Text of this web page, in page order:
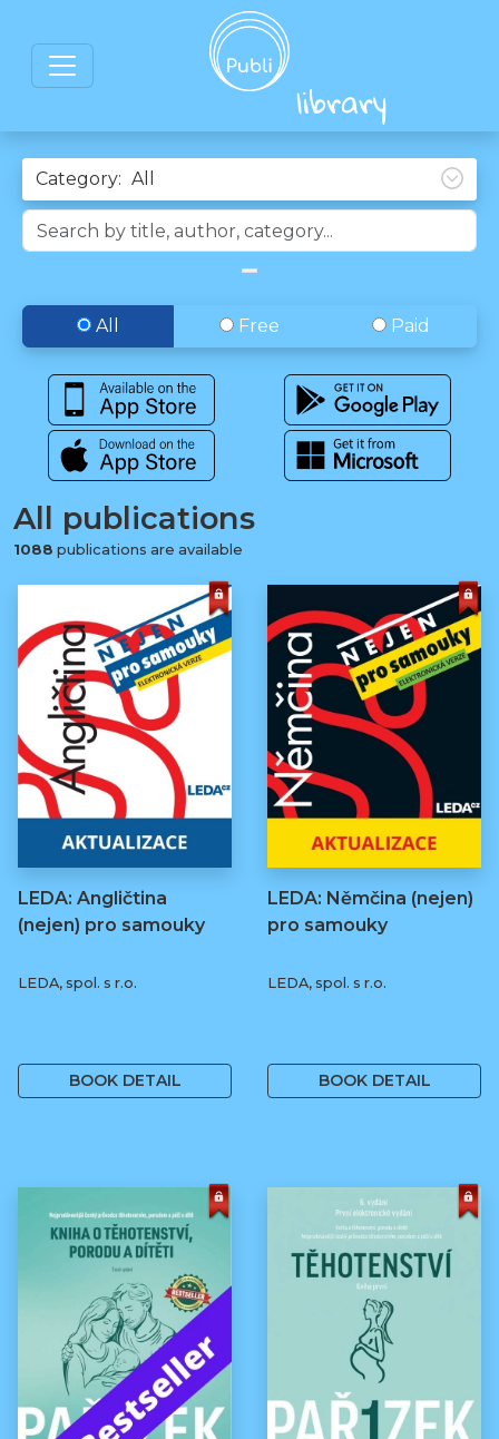
Category:
All Free Paid
All publications
1088 publications are available
LEDA: Angličtina
(nejen) pro samouky
LEDA, spol. s r.o.
BOOK DETAIL
LEDA: Němčina (nejen)
pro samouky
LEDA, spol. s r.o.
BOOK DETAIL